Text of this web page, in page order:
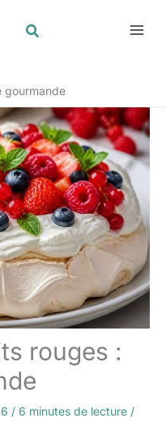
gourmande
rouges :
/ 6 minutes de lecture /